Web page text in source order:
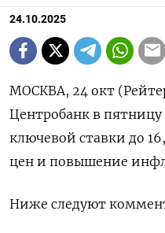
24.10.2025
МОСКВА, 24 окт
Центробанк в
ключевой ставки до
цен и повышение
Ниже следуют